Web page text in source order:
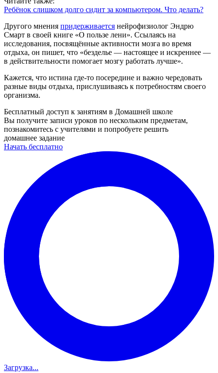
Ребёнок слишком долго сидит за компьютером. Что делать?
Другого мнения придерживается нейрофизиолог Эндрю
Смарт в своей книге «О пользе лени». Ссылаясь на
исследования, посвящённые активности мозга во время
отдыха, он пишет, что «безделье — настоящее и искреннее —
в действительности помогает мозгу работать лучше».
Кажется, что истина где-то посередине и важно чередовать
разные виды отдыха, прислушиваясь к потребностям своего
организма.
Бесплатный доступ к занятиям в Домашней школе
Вы получите записи уроков по нескольким предметам,
познакомитесь с учителями и попробуете решить
домашнее задание
Начать бесплатно
Загрузка...